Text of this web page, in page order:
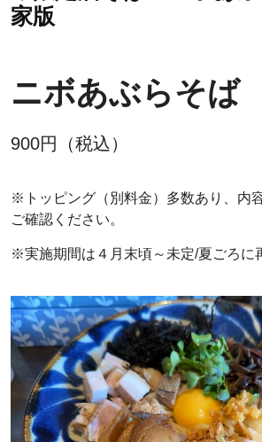
家版
ニボあぶらそば
900円（税込）
※トッピング（別料金）多数あり、内
ご確認ください。
※実施期間は４月末頃～未定/夏ごろに